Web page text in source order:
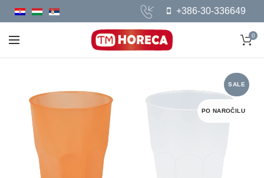
+386-30-336649
0
SALE
PO NAROČILU